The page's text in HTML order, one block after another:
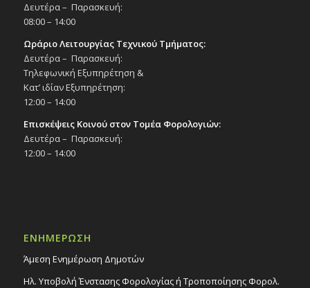
Δευτέρα – Παρασκευή:
08:00 – 14:00
Ωράριο Λειτουργίας Τεχνικού Τμήματος:
Δευτέρα – Παρασκευή:
Τηλεφωνική Εξυπηρέτηση &
Κατ’ ιδίαν Εξυπηρέτηση:
12:00 – 14:00
Επισκέψεις Κοινού στον Τομέα Φορολογιών:
Δευτέρα – Παρασκευή:
12:00 – 14:00
ΕΝΗΜΕΡΩΣΗ
Άμεση Ενημέρωση Δημοτών
Ηλ. Υποβολή Ένστασης Φορολογίας ή Τροποποίησης Φορολ.